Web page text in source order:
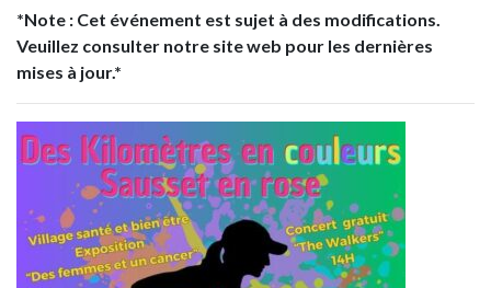
*Note : Cet événement est sujet à des modifications.
Veuillez consulter notre site web pour les dernières
mises à jour.*